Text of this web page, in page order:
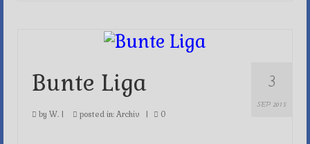
3
SEP 2015
Bunte Liga
by W. posted in: Archiv 0